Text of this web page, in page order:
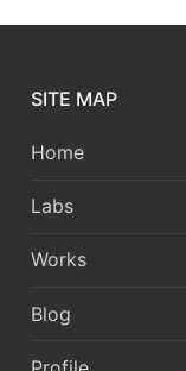
SITE MAP
Home
Labs
Works
Blog